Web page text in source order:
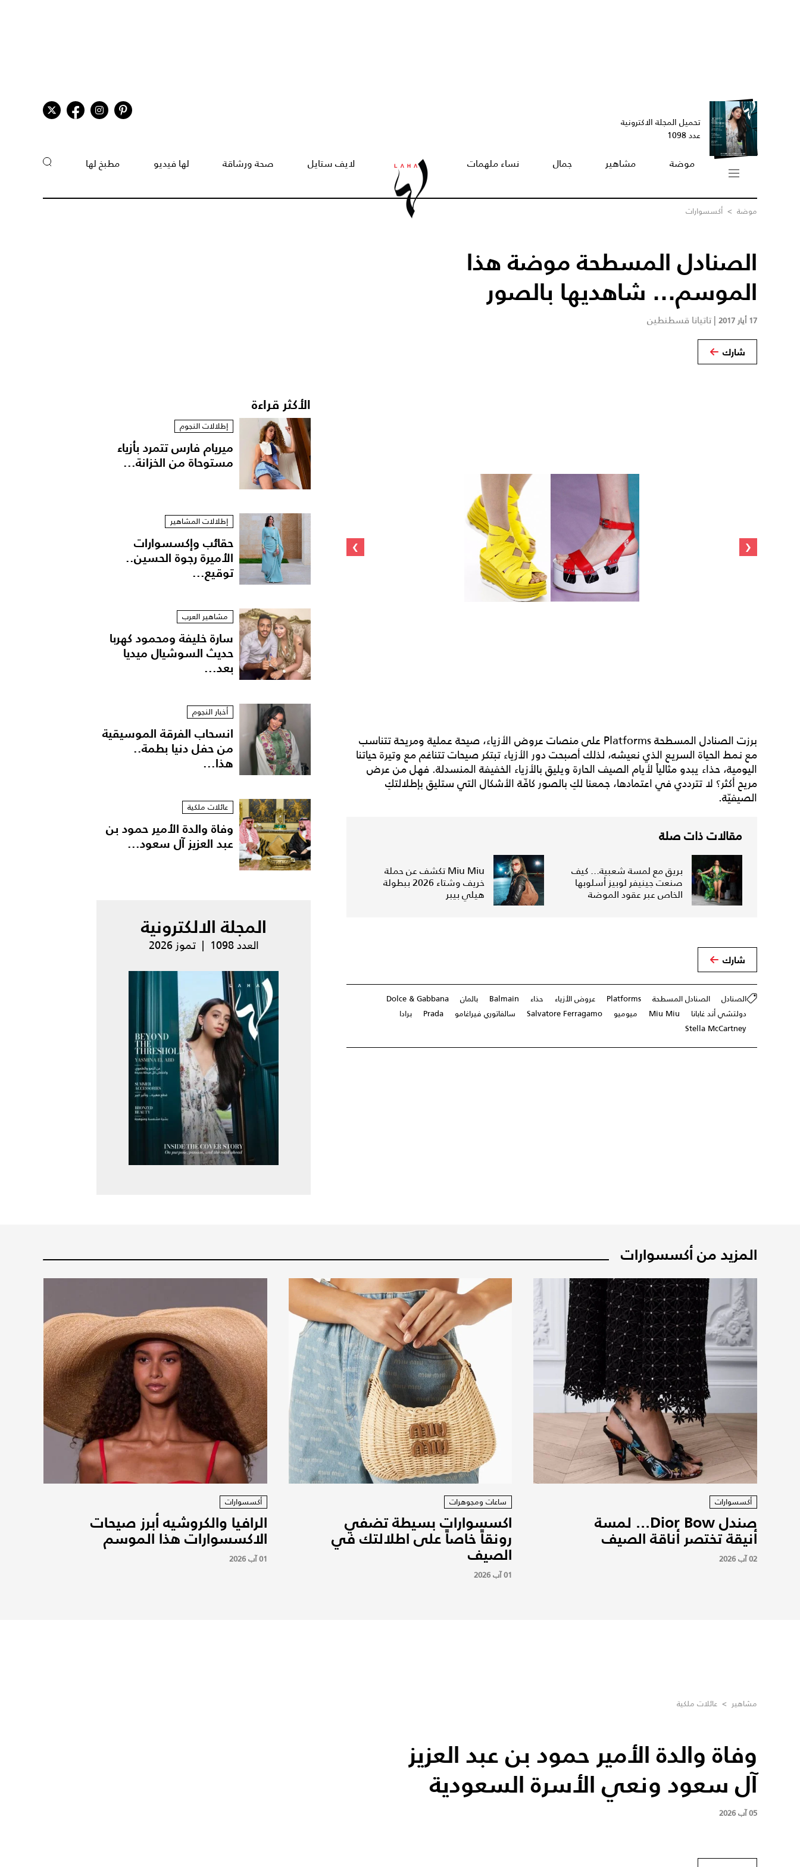
تحميل المجلة الاكترونية
عدد 1098
موضة مشاهير جمال نساء ملهمات لايف ستايل صحة ورشاقة لها فيديو مطبخ لها
موضة > أكسسوارات
الصنادل المسطحة موضة هذا
الموسم... شاهديها بالصور
17 أيار 2017 | تاتيانا قسطنطين
شارك
‹
›
برزت الصنادل المسطحة Platforms على منصات عروض الأزياء، صيحة عملية ومريحة تتناسب
مع نمط الحياة السريع الذي نعيشه، لذلك أصبحت دور الأزياء تبتكر صيحات تتناغم مع وتيرة حياتنا
اليومية، حذاء يبدو مثالياً لأيام الصيف الحارة ويليق بالأزياء الخفيفة المنسدلة. فهل من عرض
مريح أكثر؟ لا تترددي في اعتمادها، جمعنا لكِ بالصور كافّة الأشكال التي ستليق بإطلالتكِ
الصيفيّة.
مقالات ذات صلة
بريق مع لمسة شعبية... كيف
صنعت جينيفر لوبيز أسلوبها
الخاص عبر عقود الموضة
Miu Miu تكشف عن حملة
خريف وشتاء 2026 ببطولة
هيلي بيبر
شارك
الصنادل الصنادل المسطحة Platforms عروض الأزياء حذاء Balmain بالمان
Dolce & Gabbana
دولتشي أند غابانا
Miu Miu ميوميو Salvatore Ferragamo سالفاتوري فيراغامو Prada
برادا
Stella McCartney
الأكثر قراءة
إطلالات النجوم
ميريام فارس تتمرد بأزياء
مستوحاة من الخزانة...
إطلالات المشاهير
حقائب وإكسسوارات
الأميرة رجوة الحسين..
توقيع...
مشاهير العرب
سارة خليفة ومحمود كهربا
حديث السوشيال ميديا
بعد...
أخبار النجوم
انسحاب الفرقة الموسيقية
من حفل دنيا بطمة..
هذا...
عائلات ملكية
وفاة والدة الأمير حمود بن
عبد العزيز آل سعود...
المجلة الالكترونية
العدد 1098 | تموز 2026
المزيد من أكسسوارات
أكسسوارات
صندل Dior Bow... لمسة
أنيقة تختصر أناقة الصيف
02 آب 2026
ساعات ومجوهرات
اكسسوارات بسيطة تضفي
رونقاً خاصاً على اطلالتك في
الصيف
01 آب 2026
أكسسوارات
الرافيا والكروشيه أبرز صيحات
الاكسسوارات هذا الموسم
01 آب 2026
مشاهير > عائلات ملكية
وفاة والدة الأمير حمود بن عبد العزيز
آل سعود ونعي الأسرة السعودية
05 آب 2026